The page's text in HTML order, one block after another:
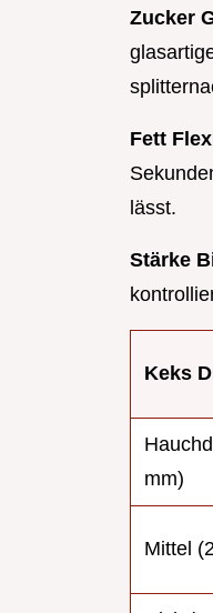
Zucker
Fett
lässt.
Stärke
Keks
mm)
Mittel